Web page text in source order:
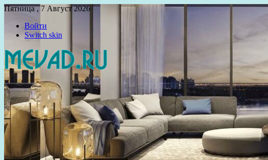
Пятница , 7 Август 2026
Войти
Switch skin